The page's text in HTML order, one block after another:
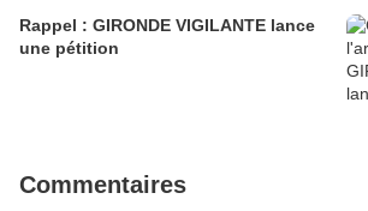
Rappel : GIRONDE VIGILANTE lance
une pétition
Commentaires